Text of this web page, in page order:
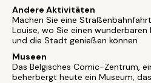
Andere Aktivitäten
Machen Sie eine
Louise, wo Sie einen wunderbaren
und die Stadt genießen können
Museen
Das Belgisches Comic-Zentrum,
beherbergt heute ein Museum,